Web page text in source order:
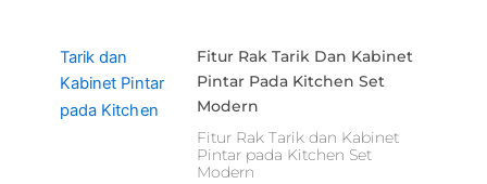
Fitur Rak Tarik Dan Kabinet
Pintar Pada Kitchen Set
Modern
Fitur Rak Tarik dan Kabinet
Pintar pada Kitchen Set
Modern